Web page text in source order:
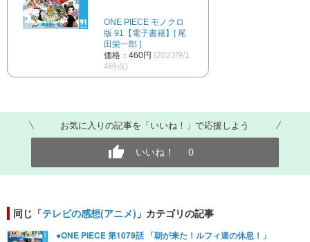
ONE PIECE モノクロ
版 91【電子書籍】[ 尾
田栄一郎 ]
価格：460円 (2023/9/1
4時点)
お気に入りの記事を「いいね！」で応援しよう
いいね！ 0
同じ「テレビの感想(アニメ) 」カテゴリの記事
●ONE PIECE 第1079話 「朝が来た！ルフィ達の休息！」